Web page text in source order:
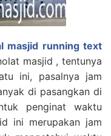
masjid running text
masjid , tentunya
ini, pasalnya jam
di pasangkan di
penginat waktu
ini merupakan jam